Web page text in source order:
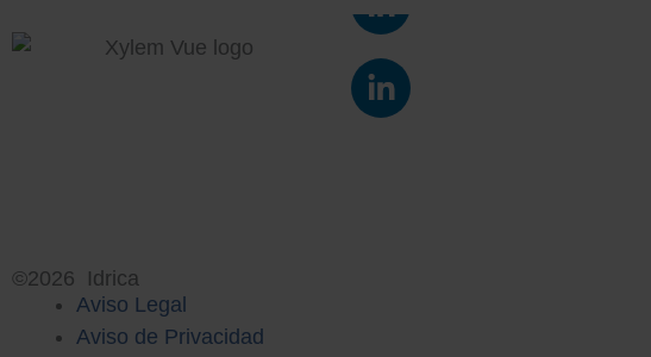
i
k
e
L
i
©2026 Idrica
Aviso Legal
Aviso de Privacidad